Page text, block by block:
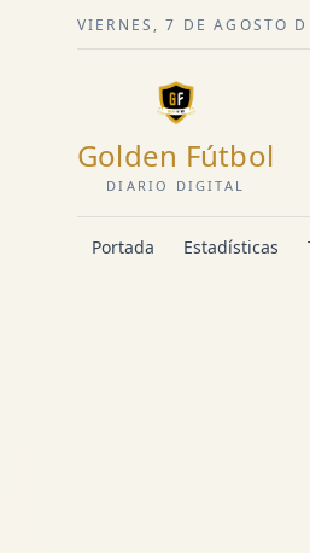
VIERNES, 7 DE AGOSTO
Golden Fútbol
DIARIO DIGITAL
Portada Estadísticas